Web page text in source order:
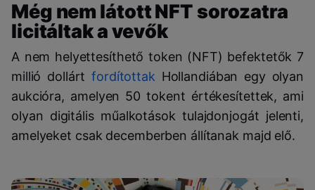
Még nem látott NFT sorozatra
licitáltak a vevők
A nem helyettesíthető token (NFT) befektetők 7
millió dollártfordítottak Hollandiában egy olyan
aukcióra, amelyen 50 tokent értékesítettek, ami
olyan digitális műalkotások tulajdonjogát jelenti,
amelyeket csak decemberben állítanak majd elő.